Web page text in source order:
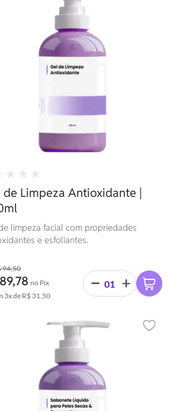
de Limpeza Antioxidante |
limpeza facial com propriedades
e esfoliantes.
94,50
no Pix
3xde R$ 31,50
favoritos Adicionar